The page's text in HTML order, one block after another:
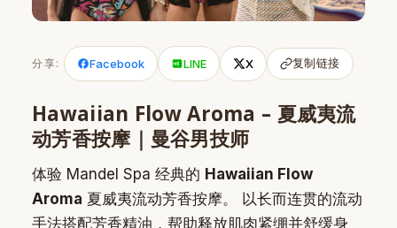
分享: Facebook LINE X 复制链接
Hawaiian Flow Aroma – 夏威夷流
动芳香按摩｜曼谷男技师
体验 Mandel Spa 经典的 Hawaiian Flow
Aroma 夏威夷流动芳香按摩。 以长而连贯的流动
手法搭配芳香精油，帮助释放肌肉紧绷并舒缓身